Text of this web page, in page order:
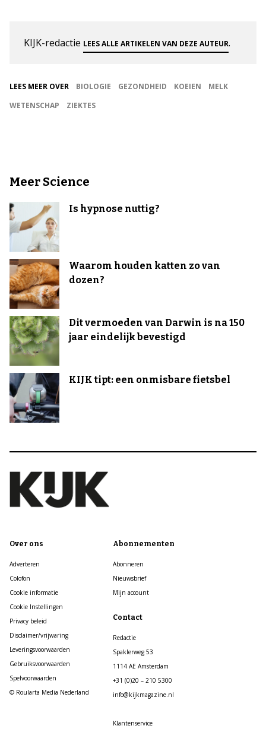
KIJK-redactie LEES ALLE ARTIKELEN VAN DEZE AUTEUR.
LEES MEER OVER BIOLOGIE GEZONDHEID KOEIEN
MELK
WETENSCHAP
ZIEKTES
Meer Science
Is hypnose nuttig?
Waarom houden katten zo van
dozen?
Dit vermoeden van Darwin is na 150
jaar eindelijk bevestigd
KIJK tipt: een onmisbare fietsbel
Over ons
Adverteren
Colofon
Cookie informatie
Cookie Instellingen
Privacy beleid
Disclaimer/vrijwaring
Leveringsvoorwaarden
Gebruiksvoorwaarden
Spelvoorwaarden
© Roularta Media Nederland
Abonnementen
Abonneren
Nieuwsbrief
Mijn account
Contact
Redactie
Spaklerweg 53
1114 AE Amsterdam
+31 (0)20 – 210 5300
info@kijkmagazine.nl
Klantenservice